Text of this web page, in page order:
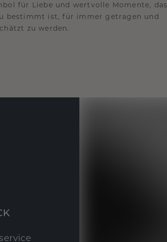
für Liebe und wertvolle Momente, das
bestimmt ist, für immer getragen und
zu werden.